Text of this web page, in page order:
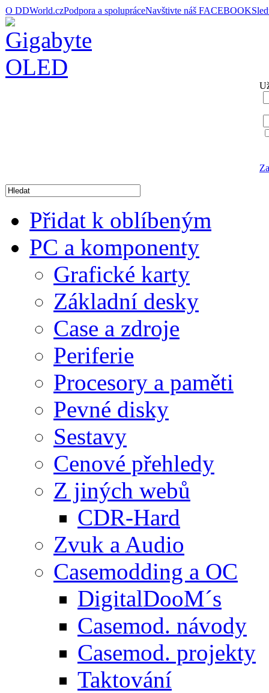
O DDWorld.czPodpora a spolupráceNavštivte náš FACEBOOK
Přidat k oblíbeným
PC a komponenty
Grafické karty
Základní desky
Case a zdroje
Periferie
Procesory a paměti
Pevné disky
Sestavy
Cenové přehledy
Z jiných webů
CDR-Hard
Zvuk a Audio
Casemodding a OC
DigitalDooM´s
Casemod. návody
Casemod. projekty
Taktování